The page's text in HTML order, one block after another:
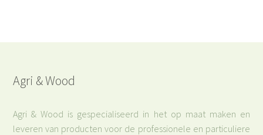
Agri & Wood
Agri & Wood is gespecialiseerd in het op maat maken en
leveren van producten voor de professionele en particuliere